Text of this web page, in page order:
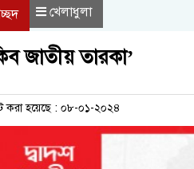
খেলাধুলা
জাতীয় তারকা’
হয়েছে : ০৮-০১-২০২৪